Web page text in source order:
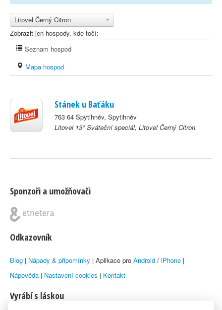
Litovel Černý Citron
Zobrazit jen hospody, kde točí:
Seznam hospod
Mapa hospod
Stánek u Baťáku
763 64 Spytihněv, Spytihněv
Litovel 13° Sváteční speciál, Litovel Černý Citron
Sponzoři a umožňovači
Odkazovník
Blog | Nápady & připomínky | Aplikace pro Android / iPhone |
Nápověda | Nastavení cookies | Kontakt
Vyrábí s láskou